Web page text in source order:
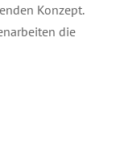
Konzept.
die